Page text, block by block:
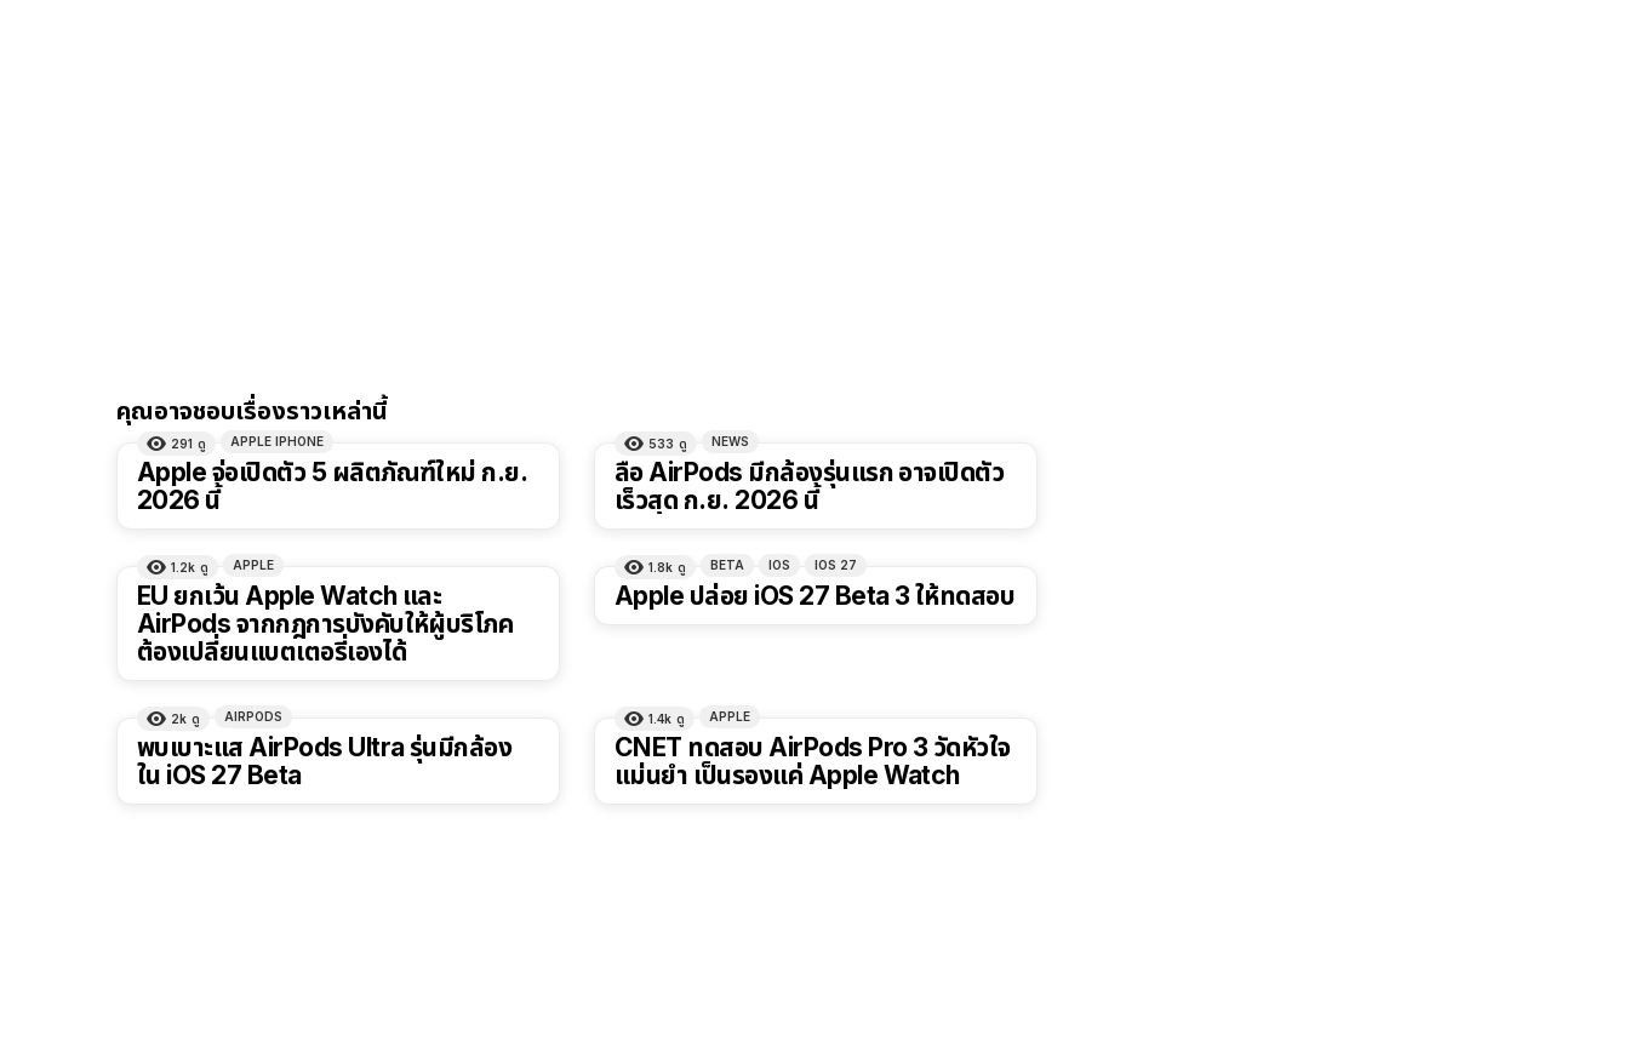
คุณอาจชอบเรื่องราวเหล่านี้
291 ดู APPLE IPHONE
Apple จ่อเปิดตัว 5 ผลิตภัณฑ์ใหม่ ก.ย.
2026 นี้
533 ดู NEWS
ลือ AirPods มีกล้องรุ่นแรก อาจเปิดตัว
เร็วสุด ก.ย. 2026 นี้
1.2k ดู APPLE
EU ยกเว้น Apple Watch และ
AirPods จากกฎการบังคับให้ผู้บริโภค
ต้องเปลี่ยนแบตเตอรี่เองได้
1.8k ดู BETA IOS IOS 27
Apple ปล่อย iOS 27 Beta 3 ให้ทดสอบ
2k ดู AIRPODS
พบเบาะแส AirPods Ultra รุ่นมีกล้อง
ใน iOS 27 Beta
1.4k ดู APPLE
CNET ทดสอบ AirPods Pro 3 วัดหัวใจ
แม่นยำ เป็นรองแค่ Apple Watch